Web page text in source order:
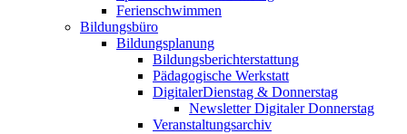
Ferienschwimmen
Bildungsbüro
Bildungsplanung
Bildungsberichterstattung
Pädagogische Werkstatt
DigitalerDienstag & Donnerstag
Newsletter Digitaler Donnerstag
Veranstaltungsarchiv